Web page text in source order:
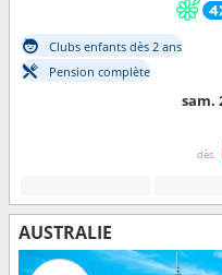
Clubs enfants dès 2 ans
Pension complète
sam.
dès
AUSTRALIE